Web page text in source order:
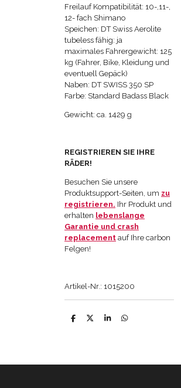
Freilauf Kompatibilität: 10-,11-,
12- fach Shimano
Speichen: DT Swiss Aerolite
tubeless fähig: ja
maximales Fahrergewicht: 125
kg (Fahrer, Bike, Kleidung und
eventuell Gepäck)
Naben: DT SWISS 350 SP
Farbe: Standard Badass Black
Gewicht: ca. 1429 g
REGISTRIEREN SIE IHRE
RÄDER!
Besuchen Sie unsere
Produktsupport-Seiten, um zu
registrieren. Ihr Produkt und
erhalten lebenslange
Garantie und crash
replacement auf Ihre carbon
Felgen!
Artikel-Nr.: 1015200
T
T
T
T